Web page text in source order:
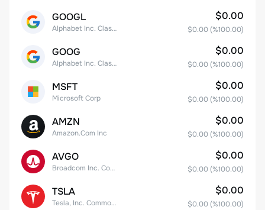
GOOGL
Alphabet Inc. Class A Common Stock
$0.00
$0.00 (%100.00)
GOOG
Alphabet Inc. Class C Capital Stock
$0.00
$0.00 (%100.00)
MSFT
Microsoft Corp
$0.00
$0.00 (%100.00)
AMZN
Amazon.Com Inc
$0.00
$0.00 (%100.00)
AVGO
Broadcom Inc. Common Stock
$0.00
$0.00 (%100.00)
TSLA
Tesla, Inc. Common Stock
$0.00
$0.00 (%100.00)